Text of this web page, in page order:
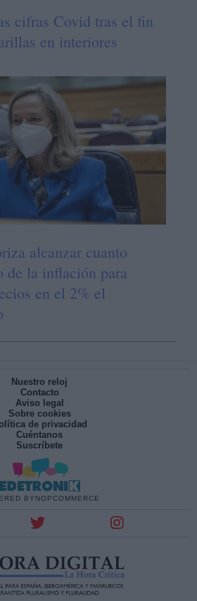
cifras Covid tras el fin
en interiores
alcanzar cuanto
de la inflación para
en el 2% el
Nuestro reloj
Contacto
Aviso legal
Sobre cookies
de privacidad
Cuéntanos
Suscríbete
BY NOPCOMMERCE